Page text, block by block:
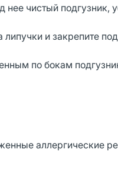
чистый подгузник,
и закрепите
по бокам
аллергические